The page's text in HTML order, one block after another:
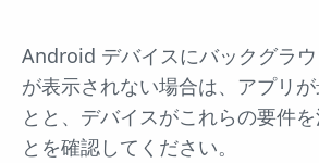
Android デバイスにバックグラ
が表示されない場合は、アプリ
とと、デバイスがこれらの要件
とを確認してください。